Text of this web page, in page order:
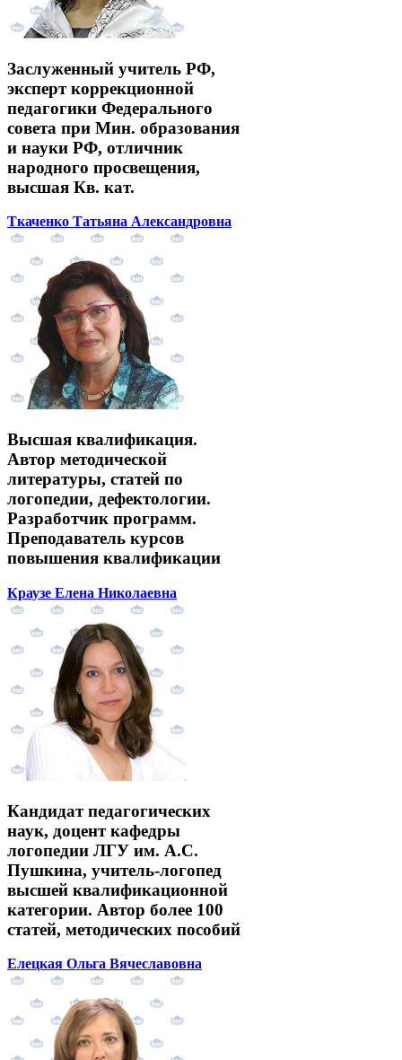
Заслуженный учитель РФ,
эксперт коррекционной
педагогики Федерального
совета при Мин. образования
и науки РФ, отличник
народного просвещения,
высшая Кв. кат.
Ткаченко Татьяна Александровна
Высшая квалификация.
Автор методической
литературы, статей по
логопедии, дефектологии.
Разработчик программ.
Преподаватель курсов
повышения квалификации
Краузе Елена Николаевна
Кандидат педагогических
наук, доцент кафедры
логопедии ЛГУ им. А.С.
Пушкина, учитель-логопед
высшей квалификационной
категории. Автор более 100
статей, методических пособий
Елецкая Ольга Вячеславовна